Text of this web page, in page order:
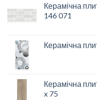
Керамічна
146 071
Керамічна
Керамічна
x 75